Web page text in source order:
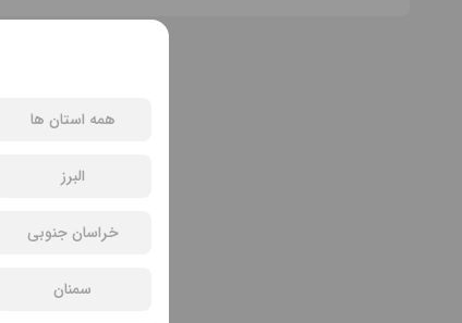
همه استان ها
البرز
خراسان جنوبی
سمنان